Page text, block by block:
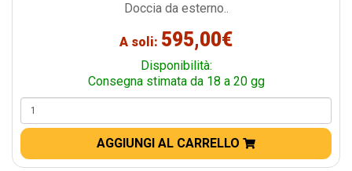
Doccia da esterno..
A soli: 595,00€
Disponibilità:
Consegna stimata da 18 a 20 gg
AGGIUNGI AL CARRELLO